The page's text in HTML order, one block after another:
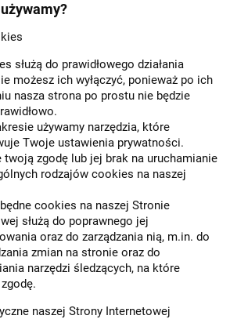
służą do prawidłowego działania
możesz ich wyłączyć, ponieważ po ich
nasza strona po prostu nie będzie
używamy narzędzia, które
Twoje ustawienia prywatności.
twoją zgodę lub jej brak na uruchamianie
rodzajów cookies na naszej
cookies na naszej Stronie
służą do poprawnego jej
oraz do zarządzania nią, m.in. do
zmian na stronie oraz do
narzędzi śledzących, na które
naszej Strony Internetowej